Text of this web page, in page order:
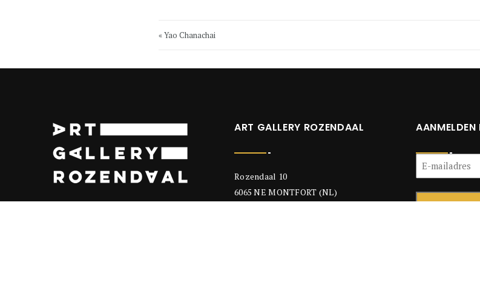
« Yao Chanachai
ART GALLERY ROZENDAAL
Rozendaal 10
6065 NE MONTFORT (NL)
AANMELDEN
E-
mailadres